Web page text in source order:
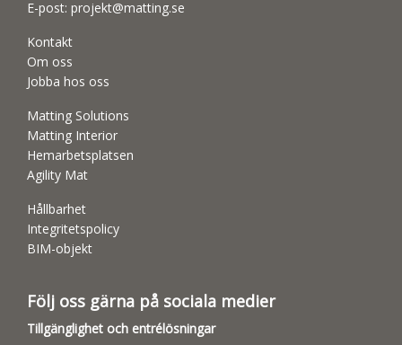
E-post: projekt@matting.se
Kontakt
Om oss
Jobba hos oss
Matting Solutions
Matting Interior
Hemarbetsplatsen
Agility Mat
Hållbarhet
Integritetspolicy
BIM-objekt
Följ oss gärna på sociala medier
Tillgänglighet och entrélösningar